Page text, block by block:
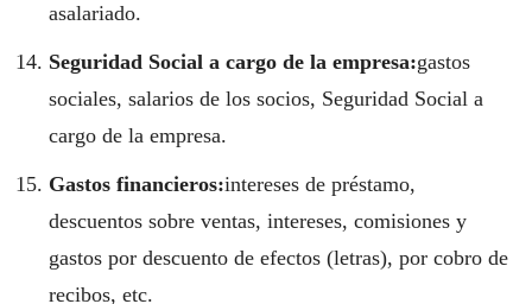
asalariado.
Seguridad Social a cargo de la empresa:gastos
sociales, salarios de los socios, Seguridad Social a
cargo de la empresa.
Gastos financieros:intereses de préstamo,
descuentos sobre ventas, intereses, comisiones y
gastos por descuento de efectos (letras), por cobro de
recibos, etc.